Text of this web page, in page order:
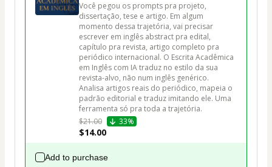
Você pegou os prompts pra projeto,
dissertação, tese e artigo. Em algum
momento dessa trajetória, vai precisar
escrever em inglês abstract pra edital,
capítulo pra revista, artigo completo pra
periódico internacional. O Escrita Acadêmica
em Inglês com IA traduz no estilo da sua
revista-alvo, não num inglês genérico.
Analisa artigos reais do periódico, mapeia o
padrão editorial e traduz imitando ele. Uma
ferramenta só pra toda a trajetória.
$21.00
33%
$14.00
Add to purchase